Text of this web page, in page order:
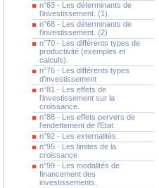
n°63 - Les déterminants de
l'investissement. (1).
n°68 - Les déterminants de
l'investissement. (2)
n°70 - Les différents types de
productivité (exemples et
calculs).
n°76 - Les différents types
d'investissement
n°81 - Les effets de
l'investissement sur la
croissance.
n°88 - Les effets pervers de
l'endettement de l'Etat.
n°92 - Les externalités.
n°95 - Les limites de la
croissance
n°99 - Les modalités de
financement des
investissements.